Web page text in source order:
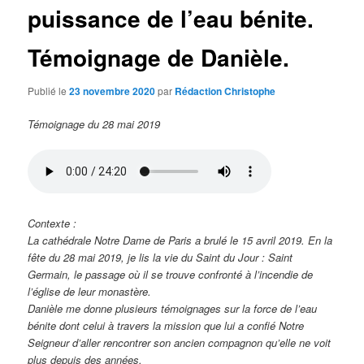
puissance de l’eau bénite.
Témoignage de Danièle.
Publié le23 novembre 2020par Rédaction Christophe
Témoignage du 28 mai 2019
Contexte :
La cathédrale Notre Dame de Paris a brulé le 15 avril 2019. En la
fête du 28 mai 2019, je lis la vie du Saint du Jour : Saint
Germain, le passage où il se trouve confronté à l’incendie de
l’église de leur monastère.
Danièle me donne plusieurs témoignages sur la force de l’eau
bénite dont celui à travers la mission que lui a confié Notre
Seigneur d’aller rencontrer son ancien compagnon qu’elle ne voit
plus depuis des années.